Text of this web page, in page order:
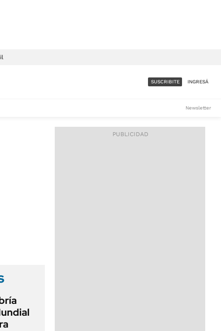
ACCESO FULL - $1.800/MES
SUSCRIBITE INGRESÁ
Newsletter